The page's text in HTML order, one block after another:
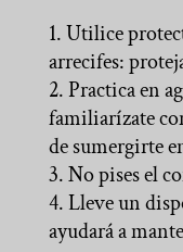
Utilice
arrecifes:
Practica en
familiarízate
de sumergirte
No pises el
Lleve un
ayudará a